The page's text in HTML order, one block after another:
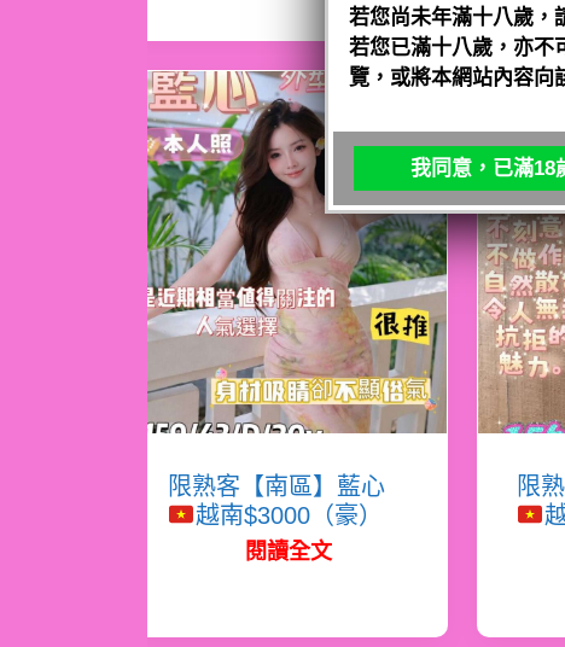
限熟客【南區】藍心
越南$3000（豪）
閱讀全文
限
若您尚未年滿十八歲，
若您已滿十八歲，亦不
覽，或將本網站內容向
我同意，已滿18